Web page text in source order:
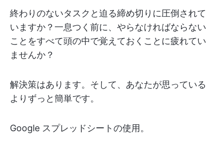
終わりのないタスクと迫る締め切りに圧倒されて
いますか？一息つく前に、やらなければならない
ことをすべて頭の中で覚えておくことに疲れてい
ませんか？
解決策はあります。そして、あなたが思っている
よりずっと簡単です。
Google スプレッドシートの使用。